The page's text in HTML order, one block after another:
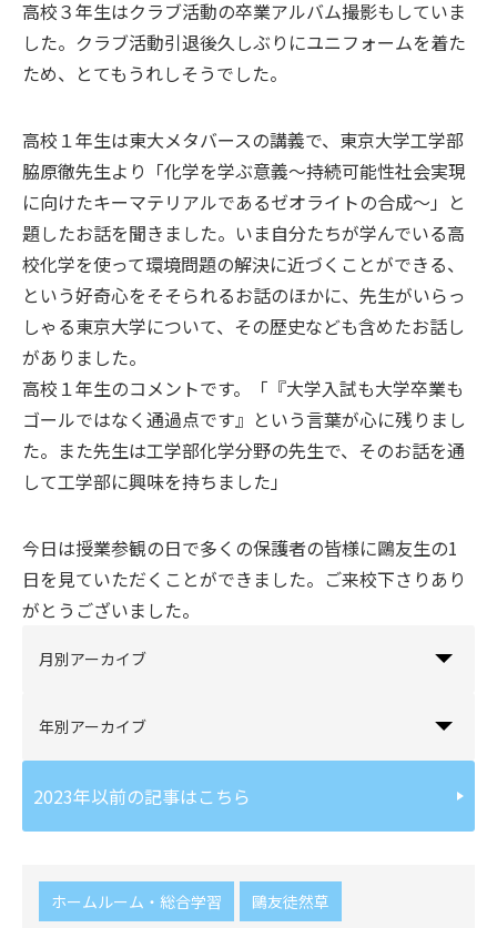
高校３年生はクラブ活動の卒業アルバム撮影もしていま
した。クラブ活動引退後久しぶりにユニフォームを着た
ため、とてもうれしそうでした。
高校１年生は東大メタバースの講義で、東京大学工学部
脇原徹先生より「化学を学ぶ意義～持続可能性社会実現
に向けたキーマテリアルであるゼオライトの合成～」と
題したお話を聞きました。いま自分たちが学んでいる高
校化学を使って環境問題の解決に近づくことができる、
という好奇心をそそられるお話のほかに、先生がいらっ
しゃる東京大学について、その歴史なども含めたお話し
がありました。
高校１年生のコメントです。「『大学入試も大学卒業も
ゴールではなく通過点です』という言葉が心に残りまし
た。また先生は工学部化学分野の先生で、そのお話を通
して工学部に興味を持ちました」
今日は授業参観の日で多くの保護者の皆様に鷗友生の1
日を見ていただくことができました。ご来校下さりあり
がとうございました。
月別アーカイブ
年別アーカイブ
2023年以前の記事はこちら
ホームルーム・総合学習 鷗友徒然草